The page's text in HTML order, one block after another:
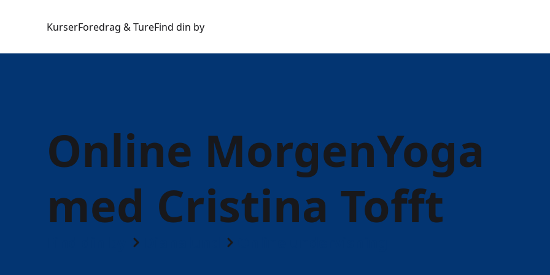
KurserForedrag & TureFind din by
Online MorgenYoga
med Cristina Tofft